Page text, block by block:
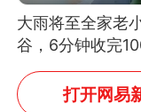
大雨将至全家老
谷，6分钟收完
没有一个人掉链
打开网易